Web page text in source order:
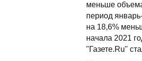
меньше
период
на 18,6%
начала 2021
"Газете.Ru"